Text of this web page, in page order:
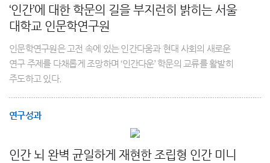
‘인간’에 대한 학문의 길을 부지런히 밝히는 서울
대학교 인문학연구원
인문학연구원은 고전 속에 있는 인간다움과 현대 사회의 새로운
연구 주제를 다채롭게 조망하며 ‘인간다운’ 학문의 교류를 활발히
주도하고 있다.
연구성과
인간 뇌 완벽 균일하게 재현한 조립형 인간 미니